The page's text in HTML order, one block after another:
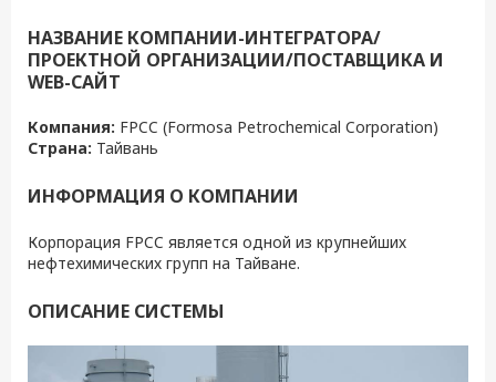
НАЗВАНИЕ КОМПАНИИ-ИНТЕГРАТОРА/
ПРОЕКТНОЙ ОРГАНИЗАЦИИ/ПОСТАВЩИКА И
WEB-САЙТ
Компания: FPCC (Formosa Petrochemical Corporation)
Страна: Тайвань
ИНФОРМАЦИЯ О КОМПАНИИ
Корпорация FPCC является одной из крупнейших
нефтехимических групп на Тайване.
ОПИСАНИЕ СИСТЕМЫ